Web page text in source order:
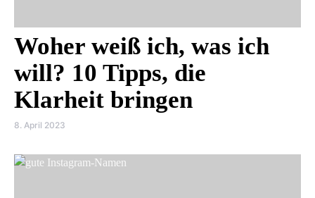
Woher weiß ich, was ich
will? 10 Tipps, die
Klarheit bringen
8. April 2023